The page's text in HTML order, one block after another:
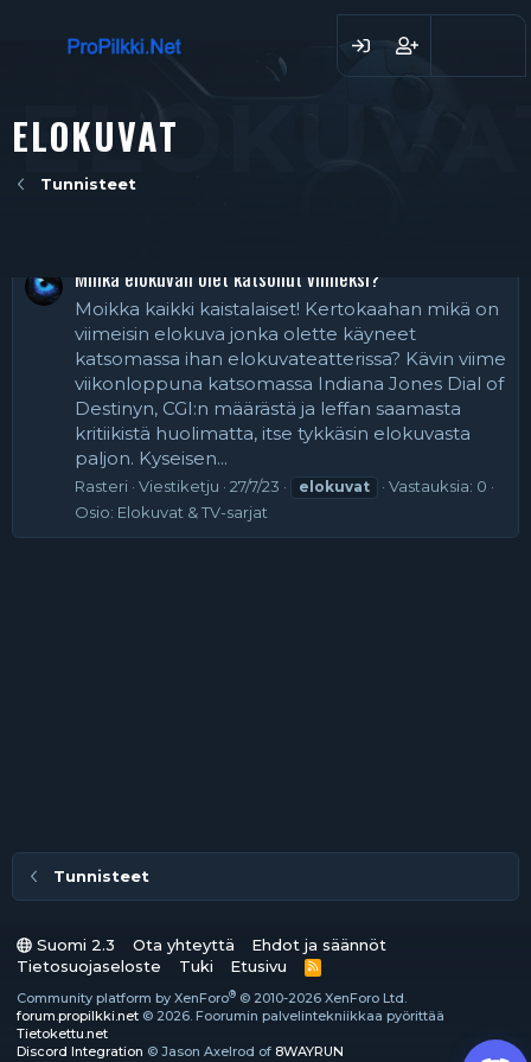
ELOKUVAT
Tunnisteet
Minkä elokuvan olet katsonut viimeksi?
Moikka kaikki kaistalaiset! Kertokaahan mikä on
viimeisin elokuva jonka olette käyneet
katsomassa ihan elokuvateatterissa? Kävin viime
viikonloppuna katsomassa Indiana Jones Dial of
Destinyn, CGI:n määrästä ja leffan saamasta
kritiikistä huolimatta, itse tykkäsin elokuvasta
paljon. Kyseisen...
Rasteri Viestiketju 27/7/23 elokuvat
Vastauksia: 0
Osio: Elokuvat & TV-sarjat
Tunnisteet
Suomi 2.3 Ota yhteyttä
Ehdot ja säännöt
Tietosuojaseloste
Tuki Etusivu
R
S
S
Community platform by XenForo® © 2010-2026 XenForo Ltd.
forum.propilkki.net © 2026. Foorumin palvelintekniikkaa pyörittää
Tietokettu.net
Discord Integration © Jason Axelrod of 8WAYRUN